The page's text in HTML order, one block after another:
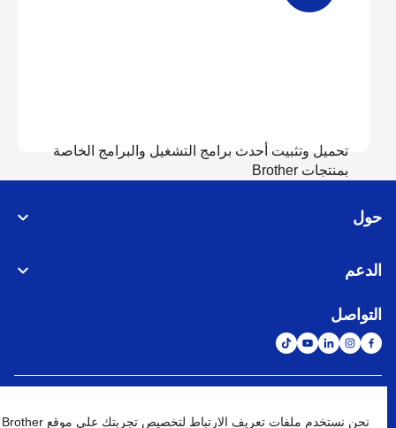
تحميل وتثبيت أحدث برامج التشغيل والبرامج الخاصة
بمنتجات Brother
حول
الدعم
التواصل
نحن نستخدم ملفات تعريف الارتباط لتخصيص تجربتك على موقع Brother